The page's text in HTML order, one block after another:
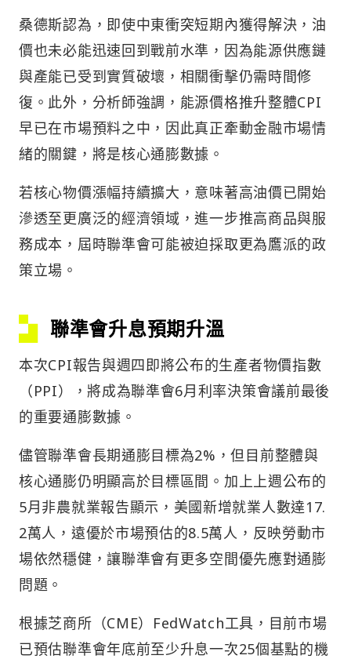
桑德斯認為，即使中東衝突短期內獲得解決，油
價也未必能迅速回到戰前水準，因為能源供應鏈
與產能已受到實質破壞，相關衝擊仍需時間修
復。此外，分析師強調，能源價格推升整體CPI
早已在市場預料之中，因此真正牽動金融市場情
緒的關鍵，將是核心通膨數據。
若核心物價漲幅持續擴大，意味著高油價已開始
滲透至更廣泛的經濟領域，進一步推高商品與服
務成本，屆時聯準會可能被迫採取更為鷹派的政
策立場。
聯準會升息預期升溫
本次CPI報告與週四即將公布的生產者物價指數
（PPI），將成為聯準會6月利率決策會議前最後
的重要通膨數據。
儘管聯準會長期通膨目標為2%，但目前整體與
核心通膨仍明顯高於目標區間。加上上週公布的
5月非農就業報告顯示，美國新增就業人數達17.
2萬人，遠優於市場預估的8.5萬人，反映勞動市
場依然穩健，讓聯準會有更多空間優先應對通膨
問題。
根據芝商所（CME）FedWatch工具，目前市場
已預估聯準會年底前至少升息一次25個基點的機